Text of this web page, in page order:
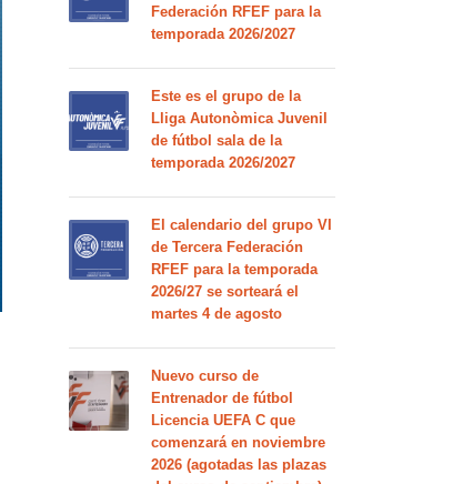
Federación RFEF para la
temporada 2026/2027
Este es el grupo de la
Lliga Autonòmica Juvenil
de fútbol sala de la
temporada 2026/2027
El calendario del grupo VI
de Tercera Federación
RFEF para la temporada
2026/27 se sorteará el
martes 4 de agosto
Nuevo curso de
Entrenador de fútbol
Licencia UEFA C que
comenzará en noviembre
2026 (agotadas las plazas